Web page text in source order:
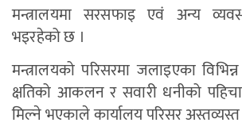
मन्त्रालयमा सरसफाइ एवं अन्य
भइरहेको छ ।
मन्त्रालयको परिसरमा जलाइएका
क्षतिको आकलन र सवारी धनीको
मिल्ने भएकाले कार्यालय परिसर